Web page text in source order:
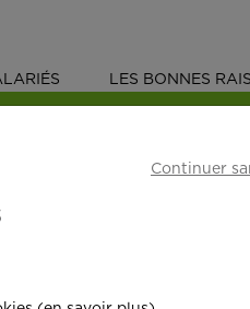
LES BONNES
Continuer